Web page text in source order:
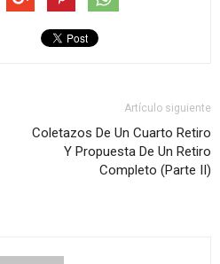
Artículo siguiente
Coletazos De Un Cuarto Retiro
Y Propuesta De Un Retiro
Completo (Parte II)